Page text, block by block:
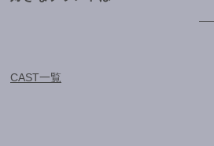
CAST一覧